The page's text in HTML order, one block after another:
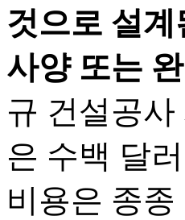
것으로 설
사양 또는
규 건설공
은 수백 달
비용은 종종